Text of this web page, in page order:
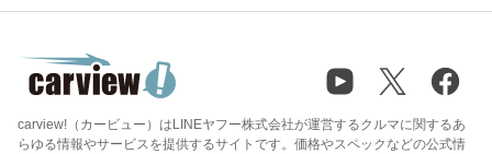
carview!（カービュー）はLINEヤフー株式会社が運営するクルマに関するあ
らゆる情報やサービスを提供するサイトです。価格やスペックなどの公式情